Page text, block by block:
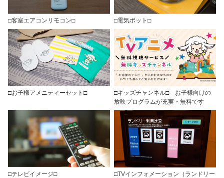
□客室エアコンリモコン□ □電気ポット□
□お子様アメニティーセット□
□キッズチャンネル□ お子様向けの
放映プログラムが充実・無料です
□テレビイメージ□
□TVインフォメーション（ランドリー